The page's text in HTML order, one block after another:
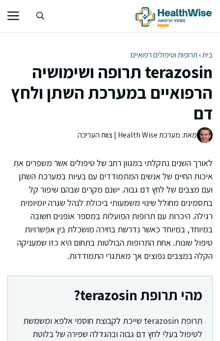
לתוכן
בית› תרופות וטיפולים רפואיים
terazosin תרופה ושימושיה
הרפואיים במערכת השתן ולחץ
דם
מאת: מערכת Health Wise | צוות העריכה
לאורך השנים נתקלתי במגוון רחב של טיפולים אשר משפרים את
איכות החיים של אנשים המתמודדים עם בעיות במערכת השתן
ועם מצבים של לחץ דם גבוה. ישנם מקרים שבהם שיפור קל
בתסמינים מחולל שינוי משמעותי ביכולת לנהל שגרה יומיומית
רגילה. היכרות עם תרופות הפועלות במספר אופנים חשובה
במיוחד, במיוחד כאשר נדרשת בחירה מושכלת בין אפשרויות
טיפול שונות. אחת התרופות הבולטות בתחום היא כזו שמעניקה
הקלה במצבים נפוצים אך מאתגרי התמודדות.
מהי תרופת terazosin?
תרופת terazosin שייכת לקבוצת חוסמי אלפא ומשמשת
לטיפול בעלי לחץ דם גבוה ובהגדלה שפירה של בלוטת